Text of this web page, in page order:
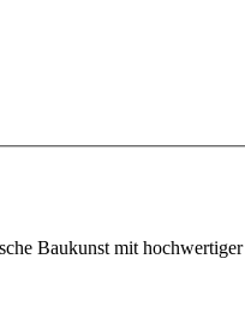
Baukunst mit